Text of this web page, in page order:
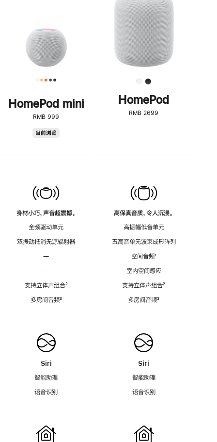
HomePod mini
RMB 999
当前浏览
身材小巧，声音超震撼。
全频驱动单元
双振动抵消无源辐射器
—
—
支持立体声组合脚
²
多房间音频脚
³
Siri
智能助理
语音识别
了
解
HomePod<
HomePod
RMB 2699
高保真音质，令人沉浸。
高振幅低音单元
五高音单元波束成形阵列
空间音频脚
¹
室内空间感应
支持立体声组合脚
²
多房间音频脚
³
Siri
智能助理
语音识别